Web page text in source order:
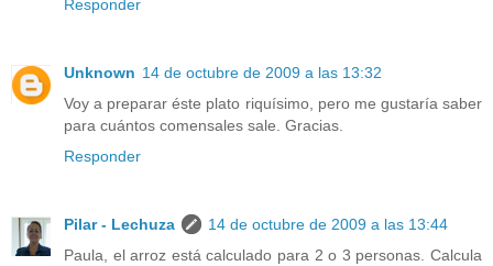
Responder
Unknown 14 de octubre de 2009 a las 13:32
Voy a preparar éste plato riquísimo, pero me gustaría saber
para cuántos comensales sale. Gracias.
Responder
Pilar - Lechuza
14 de octubre de 2009 a las 13:44
Paula, el arroz está calculado para 2 o 3 personas. Calcula